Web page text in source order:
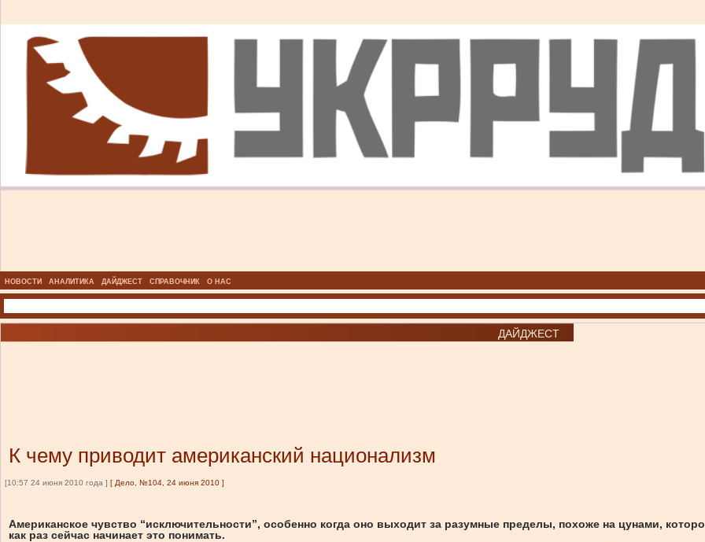
НОВОСТИ АНАЛИТИКА ДАЙДЖЕСТ СПРАВОЧНИК О НАС
ДАЙДЖЕСТ
К чему приводит американский национализм
[10:57 24 июня 2010 года ] [ Дело, №104, 24 июня 2010 ]
Американское чувство “исключительности”, особенно когда оно выходит за разумные пределы, похоже на цунами,
как раз сейчас начинает это понимать.